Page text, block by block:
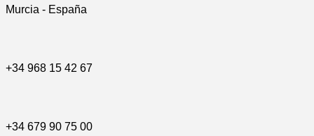
Murcia - España
+34 968 15 42 67
+34 679 90 75 00